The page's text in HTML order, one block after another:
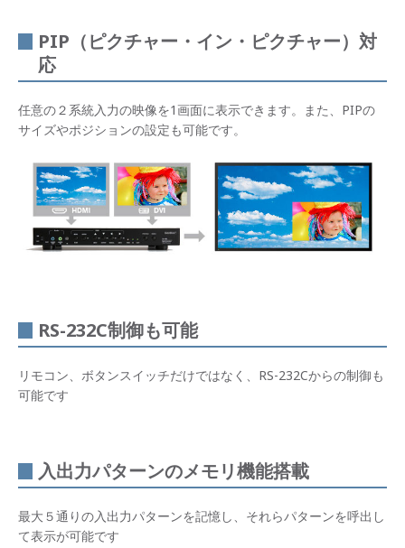
PIP（ピクチャー・イン・ピクチャー）対
応
任意の２系統入力の映像を1画面に表示できます。また、PIPの
サイズやポジションの設定も可能です。
RS-232C制御も可能
リモコン、ボタンスイッチだけではなく、RS-232Cからの制御も
可能です
入出力パターンのメモリ機能搭載
最大５通りの入出力パターンを記憶し、それらパターンを呼出し
て表示が可能です